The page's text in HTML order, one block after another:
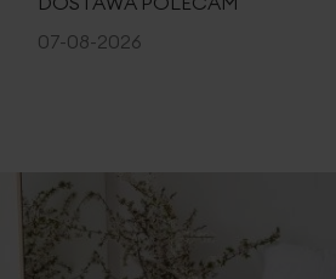
skład: 100% bawełna - makosatyna
07-08-2026